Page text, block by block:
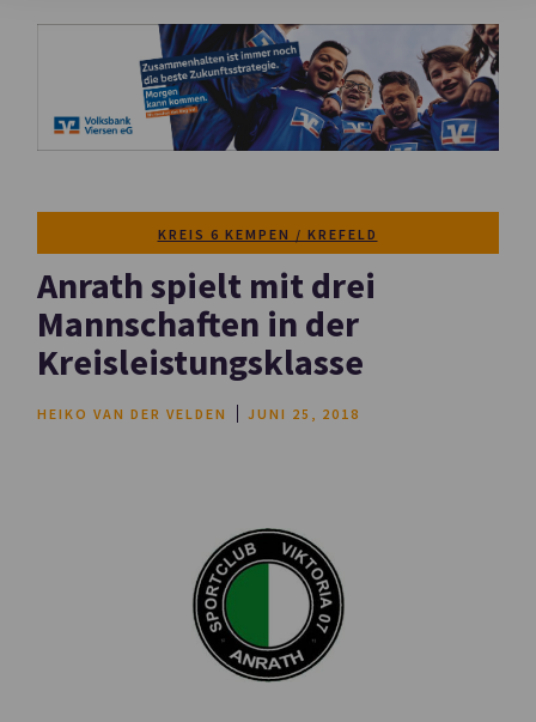
KREIS 6 KEMPEN / KREFELD
Anrath spielt mit drei
Mannschaften in der
Kreisleistungsklasse
HEIKO VAN DER VELDEN JUNI 25, 2018